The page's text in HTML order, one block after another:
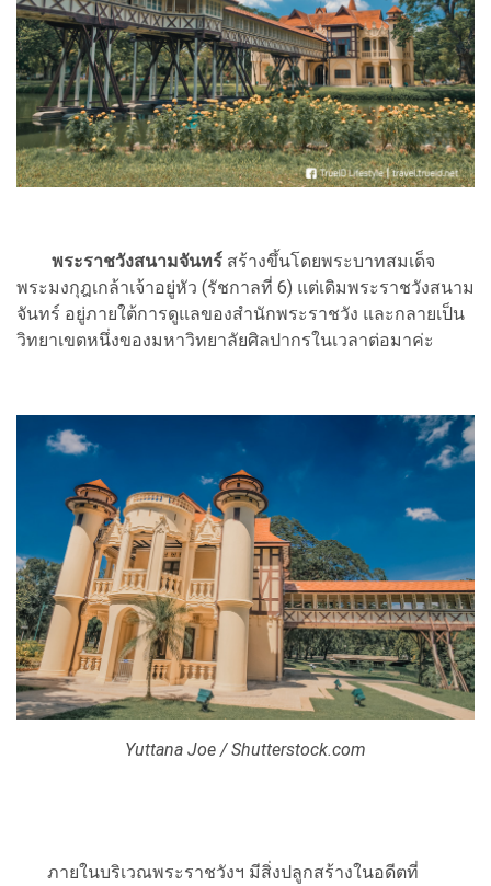
พระราชวังสนามจันทร์ สร้างขึ้นโดยพระบาทสมเด็จ
พระมงกุฎเกล้าเจ้าอยู่หัว (รัชกาลที่ 6) แต่เดิมพระราชวังสนาม
จันทร์ อยู่ภายใต้การดูแลของสำนักพระราชวัง และกลายเป็น
วิทยาเขตหนึ่งของมหาวิทยาลัยศิลปากรในเวลาต่อมาค่ะ
Yuttana Joe / Shutterstock.com
ภายในบริเวณพระราชวังฯ มีสิ่งปลูกสร้างในอดีตที่